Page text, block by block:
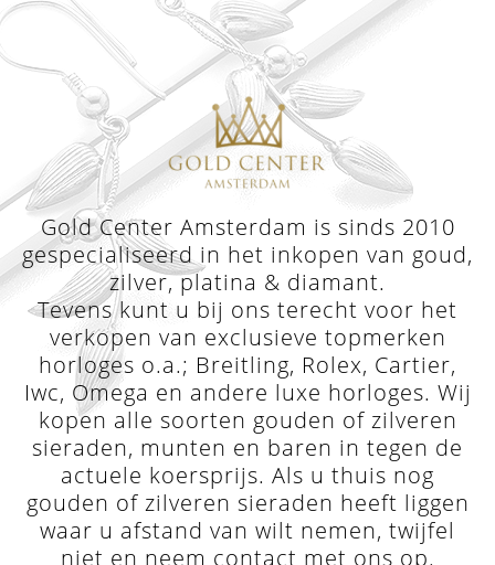
€5,335.00
6,448.00
Gold Center Amsterdam is sinds 2010
gespecialiseerd in het inkopen van goud,
zilver, platina & diamant.
Tevens kunt u bij ons terecht voor het
verkopen van exclusieve topmerken
horloges o.a.; Breitling, Rolex, Cartier,
Iwc, Omega en andere luxe horloges. Wij
kopen alle soorten gouden of zilveren
sieraden, munten en baren in tegen de
actuele koersprijs. Als u thuis nog
gouden of zilveren sieraden heeft liggen
waar u afstand van wilt nemen, twijfel
niet en neem contact met ons op.